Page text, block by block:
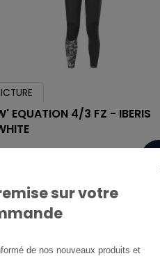
EQUATION 4/3 FZ - IBERIS
sur votre
de nos nouveaux produits et